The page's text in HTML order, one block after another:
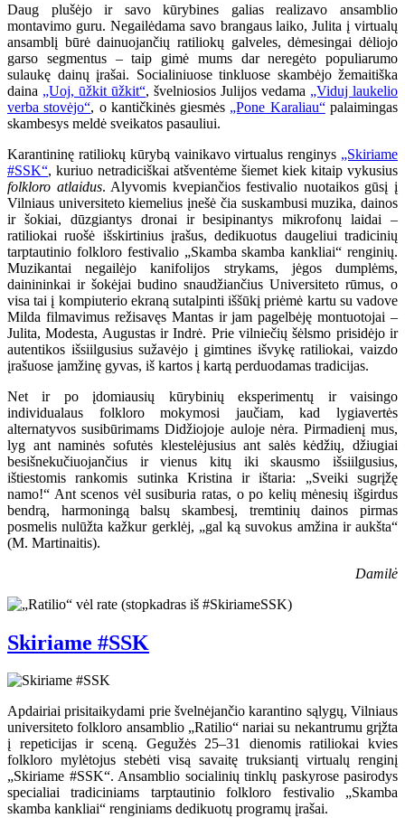
Daug plušėjo ir savo kūrybines galias realizavo ansamblio
montavimo guru. Negailėdama savo brangaus laiko, Julita į virtualų
ansamblį būrė dainuojančių ratiliokų galveles, dėmesingai dėliojo
garso segmentus – taip gimė mums dar neregėto populiarumo
sulaukę dainų įrašai. Socialiniuose tinkluose skambėjo žemaitiška
daina „Uoj, ūžkit ūžkit“, švelniosios Julijos vedama „Viduj laukelio
verba stovėjo“, o kantičkinės giesmės „Pone Karaliau“palaimingas
skambesys meldė sveikatos pasauliui.
Karantininę ratiliokų kūrybą vainikavo virtualus renginys „Skiriame
#SSK“, kuriuo netradiciškai atšventėme šiemet kiek kitaip vykusius
folkloro atlaidus. Alyvomis kvepiančios festivalio nuotaikos gūsį į
Vilniaus universiteto kiemelius įnešė čia suskambusi muzika, dainos
ir šokiai, dūzgiantys dronai ir besipinantys mikrofonų laidai –
ratiliokai ruošė išskirtinius įrašus, dedikuotus daugeliui tradicinių
tarptautinio folkloro festivalio „Skamba skamba kankliai“ renginių.
Muzikantai negailėjo kanifolijos strykams, jėgos dumplėms,
dainininkai ir šokėjai budino snaudžiančius Universiteto rūmus, o
visa tai į kompiuterio ekraną sutalpinti iššūkį priėmė kartu su vadove
Milda filmavimus režisavęs Mantas ir jam pagelbėję montuotojai –
Julita, Modesta, Augustas ir Indrė. Prie vilniečių šėlsmo prisidėjo ir
autentikos išsiilgusius sužavėjo į gimtines išvykę ratiliokai, vaizdo
įrašuose įamžinę gyvas, iš kartos į kartą perduodamas tradicijas.
Net ir po įdomiausių kūrybinių eksperimentų ir vaisingo
individualaus folkloro mokymosi jaučiam, kad lygiavertės
alternatyvos susibūrimams Didžiojoje auloje nėra. Pirmadienį mus,
lyg ant naminės sofutės klestelėjusius ant salės kėdžių, džiugiai
besišnekučiuojančius ir vienus kitų iki skausmo išsiilgusius,
ištiestomis rankomis sutinka Kristina ir ištaria: „Sveiki sugrįžę
namo!“ Ant scenos vėl susiburia ratas, o po kelių mėnesių išgirdus
bendrą, harmoningą balsų skambesį, tremtinių dainos pirmas
posmelis nulūžta kažkur gerklėj, „gal ką suvokus amžina ir aukšta“
(M. Martinaitis).
Damilė
Skiriame #SSK
Apdairiai prisitaikydami prie švelnėjančio karantino sąlygų, Vilniaus
universiteto folkloro ansamblio „Ratilio“ nariai su nekantrumu grįžta
į repeticijas ir sceną. Gegužės 25–31 dienomis ratiliokai kvies
folkloro mylėtojus stebėti visą savaitę truksiantį virtualų renginį
„Skiriame #SSK“. Ansamblio socialinių tinklų paskyrose pasirodys
specialiai tradiciniams tarptautinio folkloro festivalio „Skamba
skamba kankliai“ renginiams dedikuotų programų įrašai.